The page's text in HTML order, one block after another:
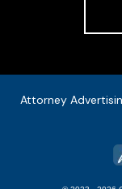
Attorney